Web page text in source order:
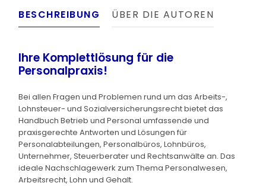
BESCHREIBUNG ÜBER DIE AUTOREN
Ihre Komplettlösung für die
Personalpraxis!
Bei allen Fragen und Problemen rund um das Arbeits-,
Lohnsteuer- und Sozialversicherungsrecht bietet das
Handbuch Betrieb und Personal umfassende und
praxisgerechte Antworten und Lösungen für
Personalabteilungen, Personalbüros, Lohnbüros,
Unternehmer, Steuerberater und Rechtsanwälte an. Das
ideale Nachschlagewerk zum Thema Personalwesen,
Arbeitsrecht, Lohn und Gehalt.